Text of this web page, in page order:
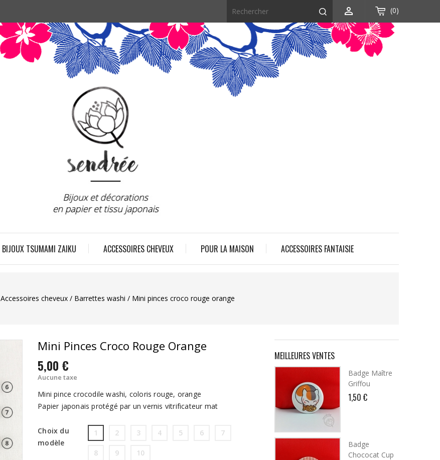
 (0)
BIJOUX TSUMAMI ZAIKU ACCESSOIRES CHEVEUX POUR LA MAISON ACCESSOIRES FANTAISIE
Accessoires cheveux Barrettes washi Mini pinces croco rouge orange
Mini Pinces Croco Rouge Orange
5,00 €
Aucune taxe
Mini pince crocodile washi, coloris rouge, orange
Papier japonais protégé par un vernis vitrificateur mat
Choix du
modèle
1 2 3 4 5 6 7
8 9 10
MEILLEURES VENTES
Badge Maître
Griffou
1,50 €
Badge
Chococat Cup